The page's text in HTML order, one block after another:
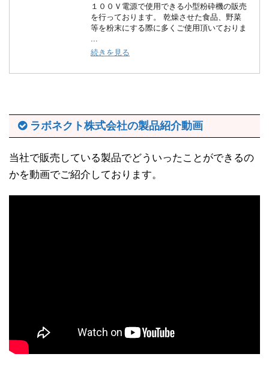
１００Ｖ電源で使用できる小型粉砕機の販売
を行っております。 乾燥させた食品、野菜
等を粉末にする際に多くご使用頂いておりま
続きを見る
ラボネクト株式会社の製品紹介動画
当社で販売している製品でどういったことができるの
かを動画でご紹介しております。